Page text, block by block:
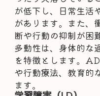
が低下し、日常生活
があります。また、
断や行動の抑制が困
多動性は、身体的な
を特徴とします。
や行動療法、教育的
ます。